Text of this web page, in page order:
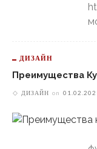
ДИЗАЙН
Преимущества
ДИЗАЙН on